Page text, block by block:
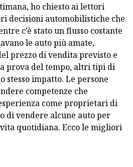
ho chiesto ai lettori
decisioni automobilistiche che
c’è stato un flusso costante
le auto più amate,
prezzo di vendita previsto e
prova del tempo, altri tipi di
stesso impatto. Le persone
competenze che
come proprietari di
di vendere alcune auto per
quotidiana. Ecco le migliori